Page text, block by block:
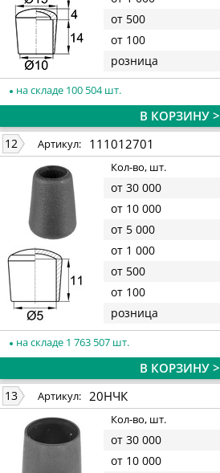
от 500
от 100
розница
на складе 100 504 шт.
В КОРЗИНУ >
12 Артикул: 111012701
Кол-во, шт.
от 30 000
от 10 000
от 5 000
от 1 000
от 500
от 100
розница
на складе 1 763 507 шт.
В КОРЗИНУ >
13 Артикул: 20НЧК
Кол-во, шт.
от 30 000
от 10 000